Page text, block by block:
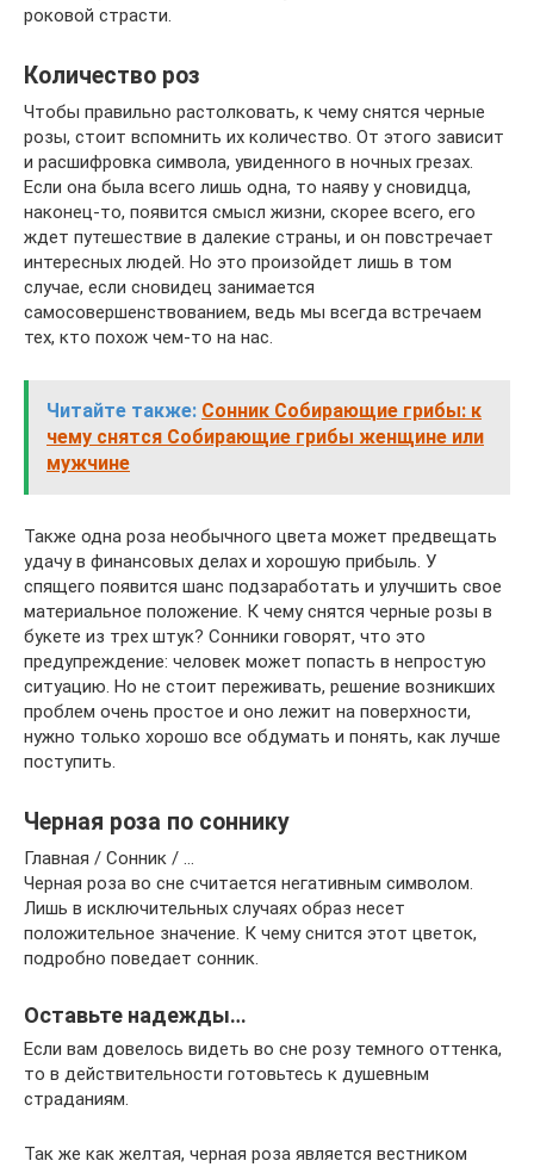
роковой страсти.
Количество роз
Чтобы правильно растолковать, к чему снятся черные
розы, стоит вспомнить их количество. От этого зависит
и расшифровка символа, увиденного в ночных грезах.
Если она была всего лишь одна, то наяву у сновидца,
наконец-то, появится смысл жизни, скорее всего, его
ждет путешествие в далекие страны, и он повстречает
интересных людей. Но это произойдет лишь в том
случае, если сновидец занимается
самосовершенствованием, ведь мы всегда встречаем
тех, кто похож чем-то на нас.
Читайте также: Сонник Собирающие грибы: к
чему снятся Собирающие грибы женщине или
мужчине
Также одна роза необычного цвета может предвещать
удачу в финансовых делах и хорошую прибыль. У
спящего появится шанс подзаработать и улучшить свое
материальное положение. К чему снятся черные розы в
букете из трех штук? Сонники говорят, что это
предупреждение: человек может попасть в непростую
ситуацию. Но не стоит переживать, решение возникших
проблем очень простое и оно лежит на поверхности,
нужно только хорошо все обдумать и понять, как лучше
поступить.
Черная роза по соннику
Главная / Сонник / …
Черная роза во сне считается негативным символом.
Лишь в исключительных случаях образ несет
положительное значение. К чему снится этот цветок,
подробно поведает сонник.
Оставьте надежды…
Если вам довелось видеть во сне розу темного оттенка,
то в действительности готовьтесь к душевным
страданиям.
Так же как желтая, черная роза является вестником